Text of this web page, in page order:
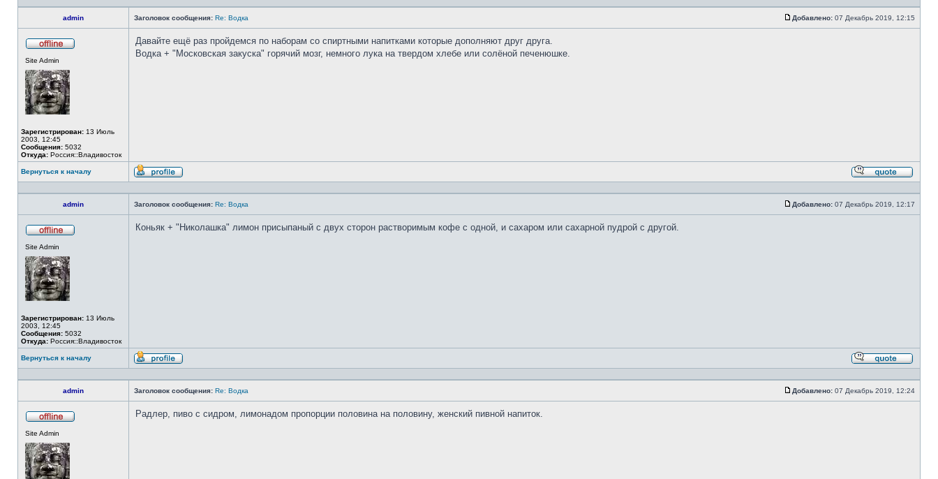
admin
Заголовок сообщения: Re: Водка
Сообщение
Добавлено: 07 Декабрь 2019, 12:15
Site Admin
Зарегистрирован: 13 Июль
2003, 12:45
Сообщения: 5032
Откуда: Россия::Владивосток
Давайте ещё раз пройдемся по наборам со спиртными напитками которые дополняют друг друга.
Водка + "Московская закуска" горячий мозг, немного лука на твердом хлебе или солёной печенюшке.
Вернуться к началу
Профиль
admin
Заголовок сообщения: Re: Водка
Сообщение
Добавлено: 07 Декабрь 2019, 12:17
Site Admin
Зарегистрирован: 13 Июль
2003, 12:45
Сообщения: 5032
Откуда: Россия::Владивосток
Коньяк + "Николашка" лимон присыпаный с двух сторон растворимым кофе с одной, и сахаром или сахарной пудрой с другой.
Вернуться к началу
Профиль
admin
Заголовок сообщения: Re: Водка
Сообщение
Добавлено: 07 Декабрь 2019, 12:24
Site Admin
Радлер, пиво с сидром, лимонадом пропорции половина на половину, женский пивной напиток.